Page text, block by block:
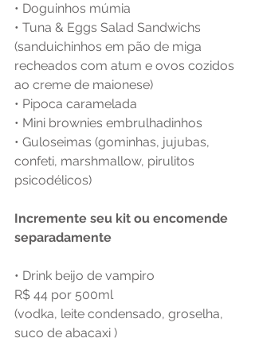
• Doguinhos múmia
• Tuna & Eggs Salad Sandwichs
(sanduichinhos em pão de miga
recheados com atum e ovos cozidos
ao creme de maionese)
• Pipoca caramelada
• Mini brownies embrulhadinhos
• Guloseimas (gominhas, jujubas,
confeti, marshmallow, pirulitos
psicodélicos)
Incremente seu kit ou encomende
separadamente
• Drink beijo de vampiro
R$ 44 por 500ml
(vodka, leite condensado, groselha,
suco de abacaxi )